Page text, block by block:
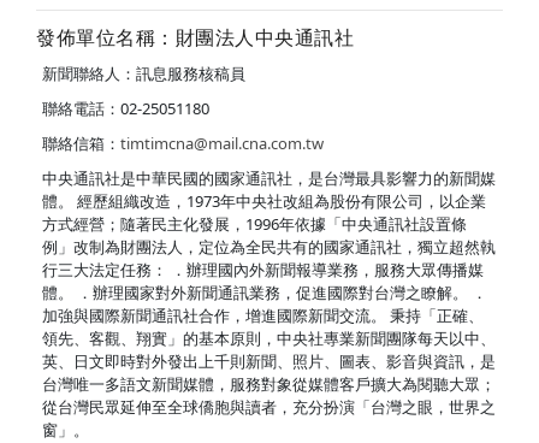
發佈單位名稱：財團法人中央通訊社
新聞聯絡人：訊息服務核稿員
聯絡電話：02-25051180
聯絡信箱： timtimcna@mail.cna.com.tw
中央通訊社是中華民國的國家通訊社，是台灣最具影響力的新聞媒
體。 經歷組織改造，1973年中央社改組為股份有限公司，以企業
方式經營；隨著民主化發展，1996年依據「中央通訊社設置條
例」改制為財團法人，定位為全民共有的國家通訊社，獨立超然執
行三大法定任務： ．辦理國內外新聞報導業務，服務大眾傳播媒
體。 ．辦理國家對外新聞通訊業務，促進國際對台灣之瞭解。 ．
加強與國際新聞通訊社合作，增進國際新聞交流。 秉持「正確、
領先、客觀、翔實」的基本原則，中央社專業新聞團隊每天以中、
英、日文即時對外發出上千則新聞、照片、圖表、影音與資訊，是
台灣唯一多語文新聞媒體，服務對象從媒體客戶擴大為閱聽大眾；
從台灣民眾延伸至全球僑胞與讀者，充分扮演「台灣之眼，世界之
窗」。